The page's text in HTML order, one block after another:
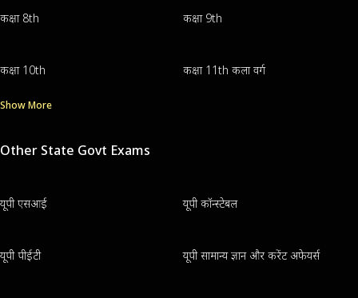
कक्षा 8th कक्षा 9th
कक्षा 10th कक्षा 11th कला वर्ग
Show More
Other State Govt Exams
यूपी एसआई यूपी कॉन्स्टेबल
यूपी पीईटी यूपी सामान्य ज्ञान और करेंट अफेयर्स